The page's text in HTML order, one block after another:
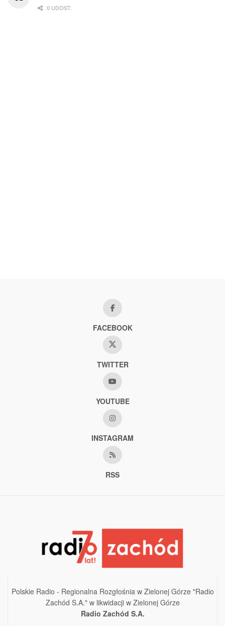
0 UDOST.
FACEBOOK
TWITTER
YOUTUBE
INSTAGRAM
RSS
Polskie Radio - Regionalna Rozgłośnia w Zielonej Górze "Radio
Zachód S.A." w likwidacji w Zielonej Górze
Radio Zachód S.A.